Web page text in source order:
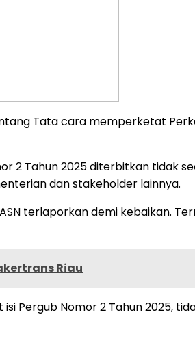
Tata cara memperketat
2 Tahun 2025 diterbitkan tidak
dan stakeholder lainnya.
terlaporkan demi kebaikan.
Riau
Pergub Nomor 2 Tahun 2025,